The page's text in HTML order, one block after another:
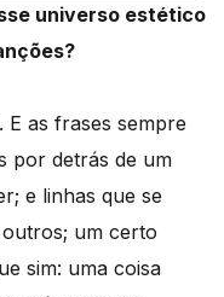
universo estético
E as frases sempre
por detrás de um
e linhas que se
um certo
sim: uma coisa